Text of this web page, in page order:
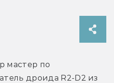
мастер по
дроида R2-D2 из